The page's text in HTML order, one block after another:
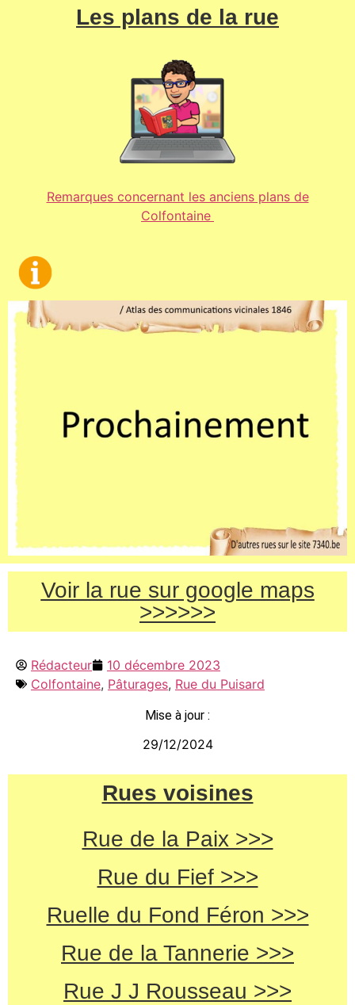
Les plans de la rue
Remarques concernant les anciens plans de
Colfontaine
Voir la rue sur google maps
>>>>>>
Rédacteur
10 décembre 2023
Colfontaine, Pâturages, Rue du Puisard
Mise à jour :
29/12/2024
Rues voisines
Rue de la Paix >>>
Rue du Fief >>>
Ruelle du Fond Féron >>>
Rue de la Tannerie >>>
Rue J J Rousseau >>>